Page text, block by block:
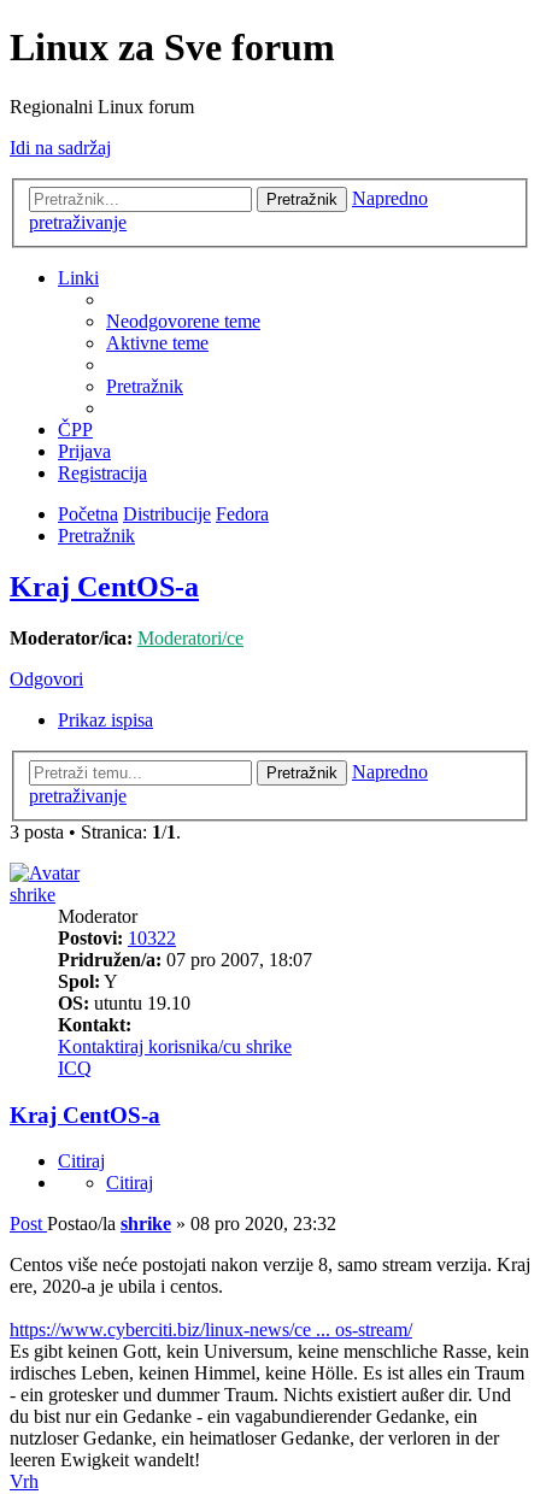
Linux za Sve forum
Regionalni Linux forum
Idi na sadržaj
Pretražnik
Napredno
pretraživanje
Linki
Neodgovorene teme
Aktivne teme
Pretražnik
ČPP
Prijava
Registracija
Početna Distribucije Fedora
Pretražnik
Kraj CentOS-a
Moderator/ica: Moderatori/ce
Odgovori
Prikaz ispisa
Pretražnik
Napredno
pretraživanje
3 posta • Stranica: 1/1.
shrike
Moderator
Postovi: 10322
Pridružen/a: 07 pro 2007, 18:07
Spol: Y
OS: utuntu 19.10
Kontakt:
Kontaktiraj korisnika/cu shrike
ICQ
Kraj CentOS-a
Citiraj
Citiraj
Post Postao/la shrike » 08 pro 2020, 23:32
Centos više neće postojati nakon verzije 8, samo stream verzija. Kraj
ere, 2020-a je ubila i centos.
https://www.cyberciti.biz/linux-news/ce ... os-stream/
Es gibt keinen Gott, kein Universum, keine menschliche Rasse, kein
irdisches Leben, keinen Himmel, keine Hölle. Es ist alles ein Traum
- ein grotesker und dummer Traum. Nichts existiert außer dir. Und
du bist nur ein Gedanke - ein vagabundierender Gedanke, ein
nutzloser Gedanke, ein heimatloser Gedanke, der verloren in der
leeren Ewigkeit wandelt!
Vrh